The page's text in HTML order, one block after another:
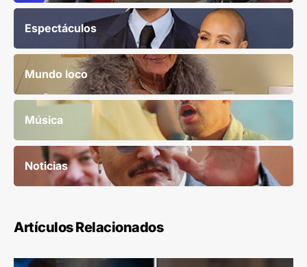
Espectáculos
Mundo loco
Música
Noticias
Artículos Relacionados